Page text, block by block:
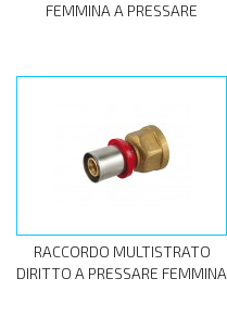
FEMMINA A PRESSARE
RACCORDO MULTISTRATO
DIRITTO A PRESSARE FEMMINA